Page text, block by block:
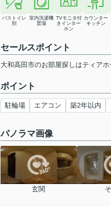
バストイレ
別
室内洗濯機
置場
TVモニタ付
きインター
ホン
カウンター
キッチン
セールスポイント
大和高田市のお部屋探しはティア
ポイント
駐輪場 エアコン 築2年以内
パノラマ画像
玄関